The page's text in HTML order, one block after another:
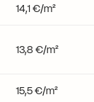
14,1 €/m²
13,8 €/m²
15,5 €/m²